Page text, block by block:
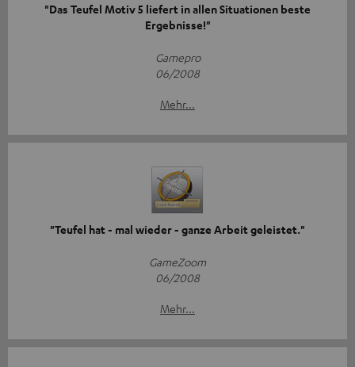
"Das Teufel Motiv 5 liefert in allen Situationen beste
Ergebnisse!"
Gamepro
06/2008
Mehr...
"Teufel hat - mal wieder - ganze Arbeit geleistet."
GameZoom
06/2008
Mehr...